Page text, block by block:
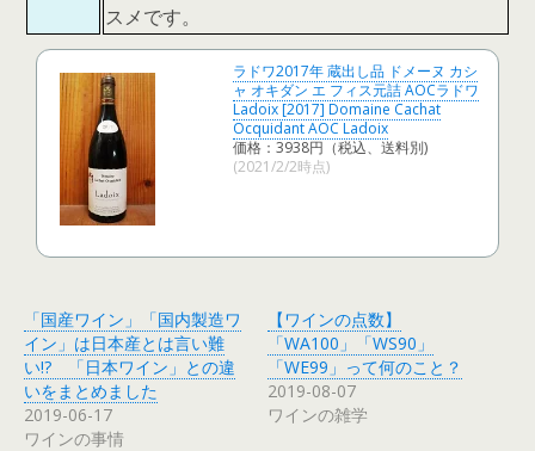
スメです。
ラドワ2017年 蔵出し品 ドメーヌ カシ
ャ オキダン エ フィス元詰 AOCラドワ
Ladoix [2017] Domaine Cachat
Ocquidant AOC Ladoix
価格：3938円（税込、送料別)
(2021/2/2時点)
「国産ワイン」「国内製造ワ
イン」は日本産とは言い難
い!? 「日本ワイン」との違
いをまとめました
2019-06-17
ワインの事情
【ワインの点数】
「WA100」「WS90」
「WE99」って何のこと？
2019-08-07
ワインの雑学